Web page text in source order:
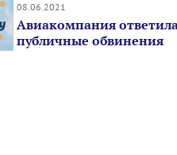
08.06.2021
Авиакомпания
публичные обвинения